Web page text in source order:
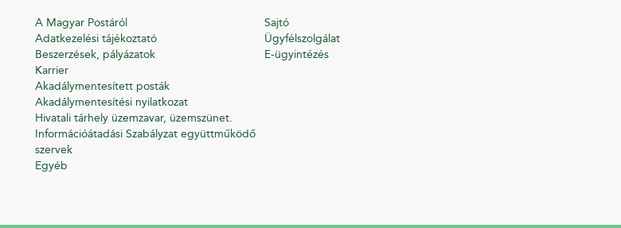
A Magyar Postáról
Adatkezelési tájékoztató
Beszerzések, pályázatok
Karrier
Akadálymentesített posták
Akadálymentesítési nyilatkozat
Hivatali tárhely üzemzavar, üzemszünet.
Információátadási Szabályzat együttműködő
szervek
Egyéb
Sajtó
Ügyfélszolgálat
E-ügyintézés